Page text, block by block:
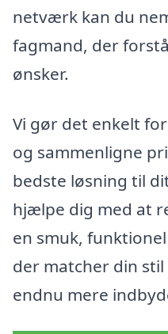
netværk kan du
fagmand, der
ønsker.
Vi gør det enkelt
og sammenligne
bedste løsning til
hjælpe dig med at
en smuk,
der matcher din
endnu mere